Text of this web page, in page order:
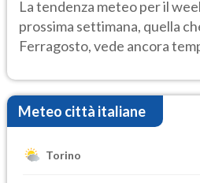
La tendenza meteo per il
prossima settimana, quella
Ferragosto, vede ancora
Meteo città italiane
Torino